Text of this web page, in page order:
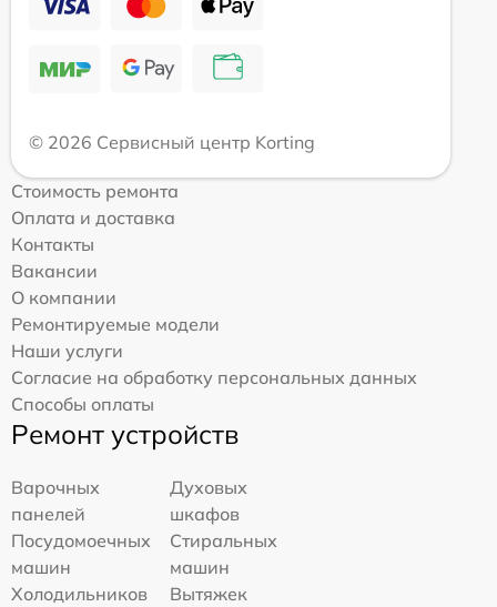
© 2026 Сервисный центр Korting
Стоимость ремонта
Оплата и доставка
Контакты
Вакансии
О компании
Ремонтируемые модели
Наши услуги
Согласие на обработку персональных данных
Способы оплаты
Ремонт устройств
Варочных
панелей
Духовых
шкафов
Посудомоечных
машин
Стиральных
машин
Холодильников
Вытяжек